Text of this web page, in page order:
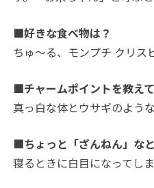
■好きな食べ物は？
ちゅ～る、モンプチ クリス
■チャームポイントを教え
真っ白な体とウサギのよう
■ちょっと「ざんねん」な
寝るときに白目になってしま